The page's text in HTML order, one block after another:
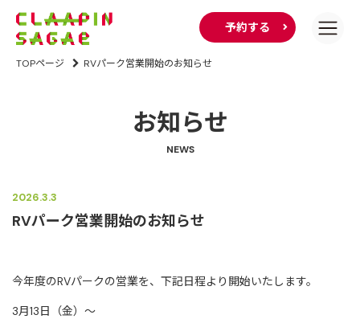
予約する
TOPページ RVパーク営業開始のお知らせ
お知らせ
NEWS
2026.3.3
RVパーク営業開始のお知らせ
今年度のRVパークの営業を、下記日程より開始いたします。
3月13日（金）～